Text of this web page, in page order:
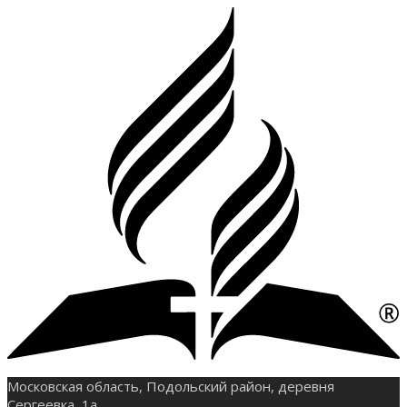
Московская область, Подольский район, деревня